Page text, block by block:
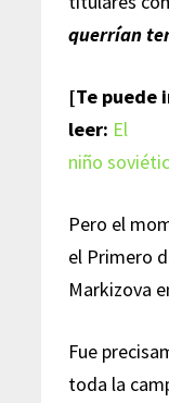
querrían
[Te puede
leer: El
niño
Pero el
el Primero
Markizova
Fue
toda la